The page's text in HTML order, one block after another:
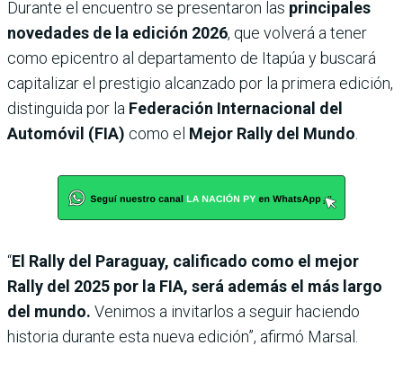
Durante el encuentro se presentaron las principales
novedades de la edición 2026, que volverá a tener
como epicentro al departamento de Itapúa y buscará
capitalizar el prestigio alcanzado por la primera edición,
distinguida por la Federación Internacional del
Automóvil (FIA) como el Mejor Rally del Mundo
“El Rally del Paraguay, calificado como el mejor
Rally del 2025 por la FIA, será además el más largo
del mundo. Venimos a invitarlos a seguir haciendo
historia durante esta nueva edición”, afirmó Marsal.